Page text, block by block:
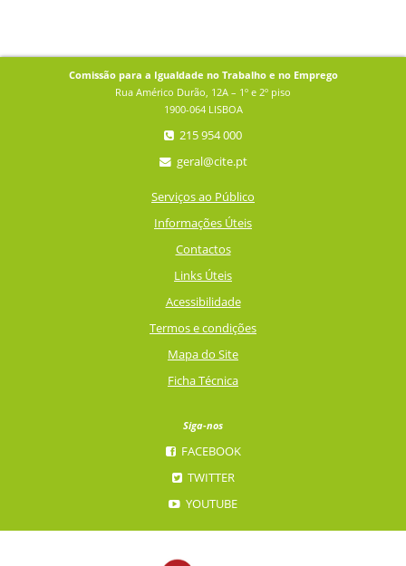
Comissão para a Igualdade no Trabalho e no Emprego
Rua Américo Durão, 12A – 1º e 2º piso
1900-064 LISBOA
215 954 000
geral@cite.pt
Serviços ao Público
Informações Úteis
Contactos
Links Úteis
Acessibilidade
Termos e condições
Mapa do Site
Ficha Técnica
Siga-nos
FACEBOOK
TWITTER
YOUTUBE